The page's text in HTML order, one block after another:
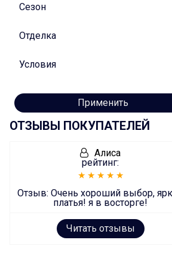
Сезон
Отделка
Условия
Применить
ОТЗЫВЫ ПОКУПАТЕЛЕЙ
Алиса
рейтинг:
Отзыв: Очень хороший выбор,
платья! я в восторге!
Читать отзывы